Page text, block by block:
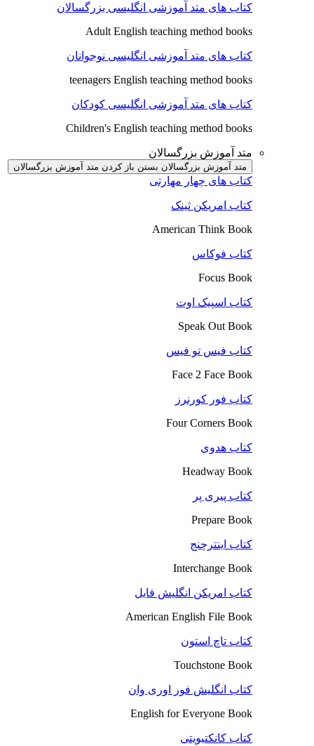
کتاب های متد آموزشی انگلیسی بزرگسالان
Adult English teaching method books
کتاب های متد آموزشی انگلیسی نوجوانان
teenagers English teaching method books
کتاب های متد آموزشی انگلیسی کودکان
Children's English teaching method books
متد آموزش بزرگسالان
متد آموزش بزرگسالان بستن باز کردن متد آموزش بزرگسالان
کتاب های چهار مهارتی
کتاب امریکن ثینک
American Think Book
کتاب فوکاس
Focus Book
کتاب اسپیک اوت
Speak Out Book
کتاب فیس تو فیس
Face 2 Face Book
کتاب فور کورنرز
Four Corners Book
کتاب هدوی
Headway Book
کتاب پیری پر
Prepare Book
کتاب اینترچنج
Interchange Book
کتاب امریکن انگلیش فایل
American English File Book
کتاب تاچ استون
Touchstone Book
کتاب انگلیش فور اوری وان
English for Everyone Book
کتاب کانکتیویتی